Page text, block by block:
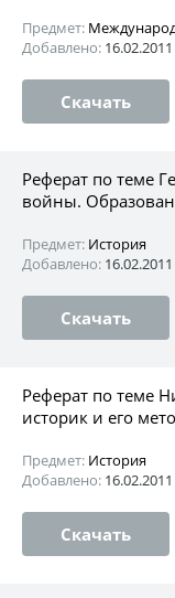
Предмет:
Добавлено: 16.02.2011
Скачать
Реферат по теме
войны.
Предмет: История
Добавлено: 16.02.2011
Скачать
Реферат по теме
историк и его
Предмет: История
Добавлено: 16.02.2011
Скачать